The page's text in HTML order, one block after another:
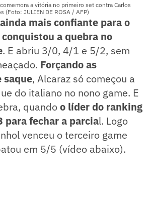
a vitória no primeiro set contra Carlos
(Foto: JULIEN DE ROSA / AFP)
mais confiante para o
a quebra no
. E abriu 3/0, 4/1 e 5/2, sem
Forçando as
saque, Alcaraz só começou a
do italiano no nono game. E
quandoo líder do ranking
para fechar a parcial. Logo
venceu o terceiro game
em 5/5 (vídeo abaixo).